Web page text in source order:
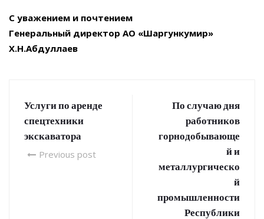
С уважением и почтением
Генеральный директор АО «Шаргункумир»
Х.Н.Абдуллаев
Услуги по аренде
спецтехники
экскаватора
Previous post
По случаю дня
работников
горнодобывающе
й и
металлургическо
й
промышленности
Республики